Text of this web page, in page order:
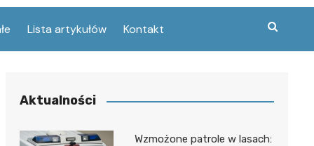
Lista artykułów Kontakt
Aktualności
Wzmożone patrole w lasach: